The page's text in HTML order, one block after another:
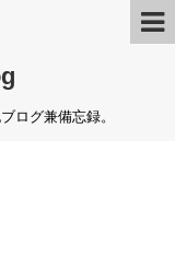
ログ兼備忘録。